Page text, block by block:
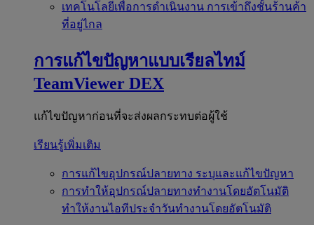
เทคโนโลยีเพื่อการดำเนินงาน การเข้าถึงชั้นร้านค้า
ที่อยู่ไกล
การแก้ไขปัญหาแบบเรียลไทม์
TeamViewer DEX
แก้ไขปัญหาก่อนที่จะส่งผลกระทบต่อผู้ใช้
เรียนรู้เพิ่มเติม
การแก้ไขอุปกรณ์ปลายทาง ระบุและแก้ไขปัญหา
การทำให้อุปกรณ์ปลายทางทำงานโดยอัตโนมัติ
ทำให้งานไอทีประจำวันทำงานโดยอัตโนมัติ